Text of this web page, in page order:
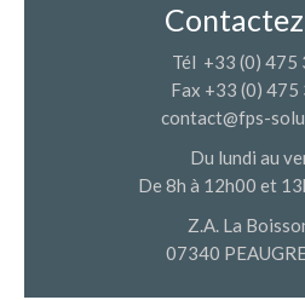
Tél +33 (0) 475
Fax +33 (0) 475
contact@fps-
Du lundi au
De 8h à 12h00 et
Z.A. La
07340